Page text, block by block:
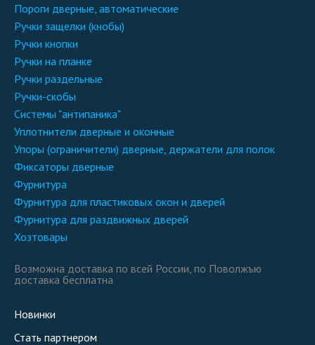
пороги дверные, автоматические
ручки защелки (кнобы)
ручки кнопки
ручки на планке
ручки раздельные
ручки-скобы
системы "антипаника"
уплотнители дверные и оконные
упоры (ограничители) дверные, держатели для полок
фиксаторы дверные
фурнитура
фурнитура для пластиковых окон и дверей
фурнитура для раздвижных дверей
хозтовары
Возможна доставка по всей России, по Поволжъю
доставка бесплатна
Новинки
Стать партнером